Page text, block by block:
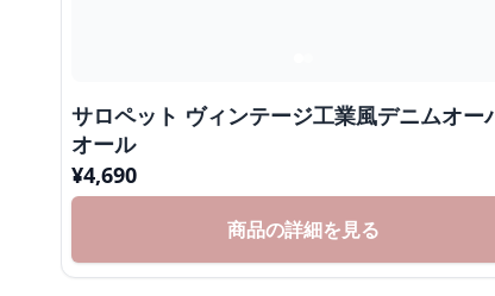
サロペット ヴィンテージ工業風デニムオー
オール
¥4,690
商品の詳細を見る